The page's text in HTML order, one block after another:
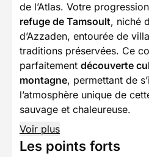
de l’Atlas. Votre
refuge de Tamsoult, niché
d’Azzaden, entourée de
traditions préservées. Ce
parfaitement découverte
montagne, permettant de
l’atmosphère unique de
sauvage et chaleureuse.
Voir plus
Les points forts